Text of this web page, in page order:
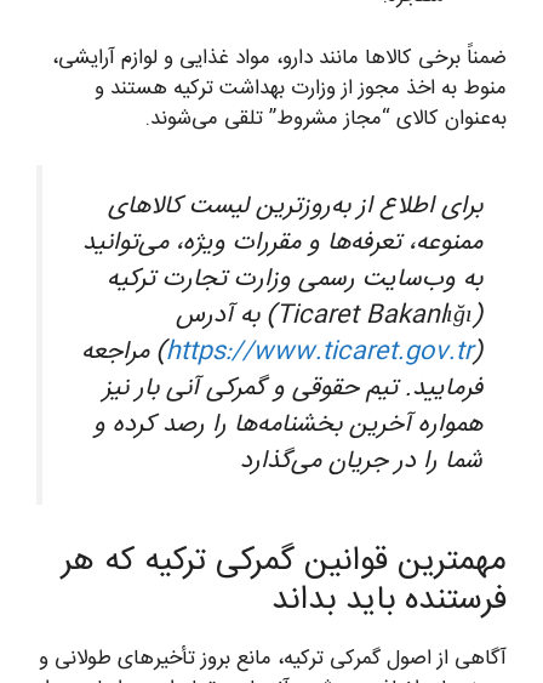
ضمناً برخی کالاها مانند دارو، مواد غذایی و لوازم آرایشی،
منوط به اخذ مجوز از وزارت بهداشت ترکیه هستند و
به‌عنوان کالای “مجاز مشروط” تلقی می‌شوند.
برای اطلاع از به‌روزترین لیست کالاهای
ممنوعه، تعرفه‌ها و مقررات ویژه، می‌توانید
به وب‌سایت رسمی وزارت تجارت ترکیه
(Ticaret Bakanlığı) به آدرس
(
https://www.ticaret.gov.tr) مراجعه
فرمایید. تیم حقوقی و گمرکی آنی بار نیز
همواره آخرین بخشنامه‌ها را رصد کرده و
شما را در جریان می‌گذارد
مهمترین قوانین گمرکی ترکیه که هر
فرستنده باید بداند
آگاهی از اصول گمرکی ترکیه، مانع بروز تأخیرهای طولانی و